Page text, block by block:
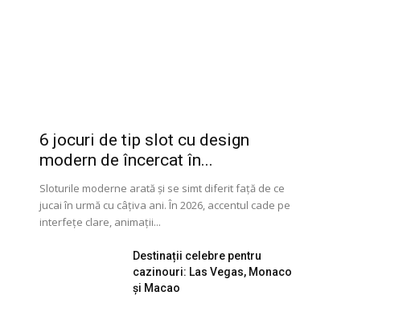
6 jocuri de tip slot cu design
modern de încercat în...
Sloturile moderne arată și se simt diferit față de ce
jucai în urmă cu câțiva ani. În 2026, accentul cade pe
interfețe clare, animații...
Destinații celebre pentru
cazinouri: Las Vegas, Monaco
și Macao